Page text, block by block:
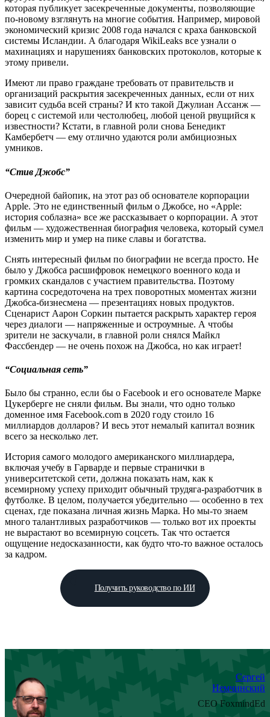
которая публикует засекреченные документы, позволяющие
по-новому взглянуть на многие события. Например, мировой
экономический кризис 2008 года начался с краха банковской
системы Исландии. А благодаря WikiLeaks все узнали о
махинациях и нарушениях банковских протоколов, которые к
этому привели.
Имеют ли право граждане требовать от правительств и
организаций раскрытия засекреченных данных, если от них
зависит судьба всей страны? И кто такой Джулиан Ассанж —
борец с системой или честолюбец, любой ценой рвущийся к
известности? Кстати, в главной роли снова Бенедикт
Камбербетч — ему отлично удаются роли амбициозных
умников.
“Стив Джобс”
Очередной байопик, на этот раз об основателе корпорации
Apple. Это не единственный фильм о Джобсе, но «Apple:
история соблазна» все же рассказывает о корпорации. А этот
фильм — художественная биография человека, который сумел
изменить мир и умер на пике славы и богатства.
Снять интересный фильм по биографии не всегда просто. Не
было у Джобса расшифровок немецкого военного кода и
громких скандалов с участием правительства. Поэтому
картина сосредоточена на трех поворотных моментах жизни
Джобса-бизнесмена — презентациях новых продуктов.
Сценарист Аарон Соркин пытается раскрыть характер героя
через диалоги — напряженные и остроумные. А чтобы
зрители не заскучали, в главной роли снялся Майкл
Фассбендер — не очень похож на Джобса, но как играет!
“Социальная сеть”
Было бы странно, если бы о Facebook и его основателе Марке
Цукерберге не сняли фильм. Вы знали, что одно только
доменное имя Facebook.com в 2020 году стоило 16
миллиардов долларов? И весь этот немалый капитал возник
всего за несколько лет.
История самого молодого американского миллиардера,
включая учебу в Гарварде и первые странички в
университетской сети, должна показать нам, как к
всемирному успеху приходит обычный трудяга-разработчик в
футболке. В целом, получается убедительно — особенно в тех
сценах, где показана личная жизнь Марка. Но мы-то знаем
много талантливых разработчиков — только вот их проекты
не вырастают во всемирную соцсеть. Так что остается
ощущение недосказанности, как будто что-то важное осталось
за кадром.
Получить руководство по ИИ
Сергей
Немчинский
CEO FoxmindEd